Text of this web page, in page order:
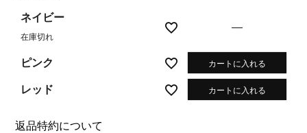
ネイビー
在庫切れ
—
ピンク カートに入れる
レッド カートに入れる
返品特約について